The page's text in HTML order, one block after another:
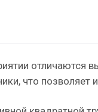
отличаются
что позволяет